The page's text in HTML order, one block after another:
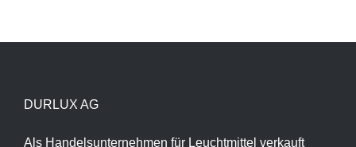
DURLUX AG
Als Handelsunternehmen für Leuchtmittel verkauft